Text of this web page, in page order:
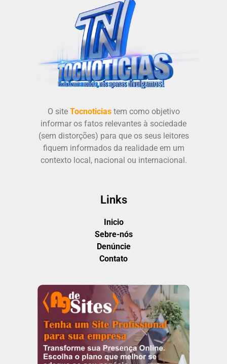
O site Tocnoticiastem como objetivo
informar os fatos relevantes à sociedade
(sem distorções) para que os seus leitores
fiquem informados da realidade em um
contexto local, nacional ou internacional.
Links
Inicio
Sebre-nós
Denúncie
Contato